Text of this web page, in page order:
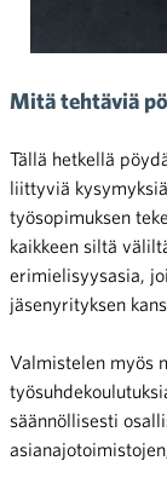
Mitä tehtäviä
Tällä hetkellä
liittyviä
työsopimuksen
kaikkeen siltä
erimielisyysasia,
jäsenyrityksen
Valmistelen myös
säännöllisesti